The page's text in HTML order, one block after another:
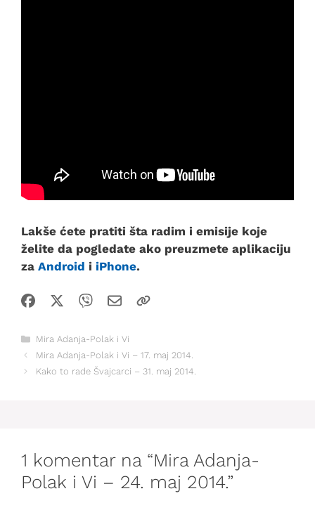
Lakše ćete pratiti šta radim i emisije koje
želite da pogledate ako preuzmete aplikaciju
za Android i iPhone.
Kategorije
Mira Adanja-Polak i Vi
Mira Adanja-Polak i Vi – 17. maj 2014.
Kako to rade Švajcarci – 31. maj 2014.
1 komentar na “Mira Adanja-
Polak i Vi – 24. maj 2014.”